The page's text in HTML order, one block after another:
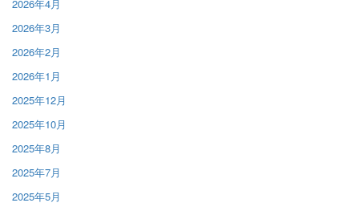
2026年4月
2026年3月
2026年2月
2026年1月
2025年12月
2025年10月
2025年8月
2025年7月
2025年5月